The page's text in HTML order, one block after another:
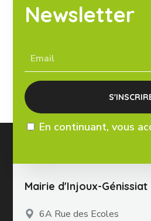
Newsletter
En continuant, vous
Mairie d'Injoux-Génissiat
6A Rue des Ecoles